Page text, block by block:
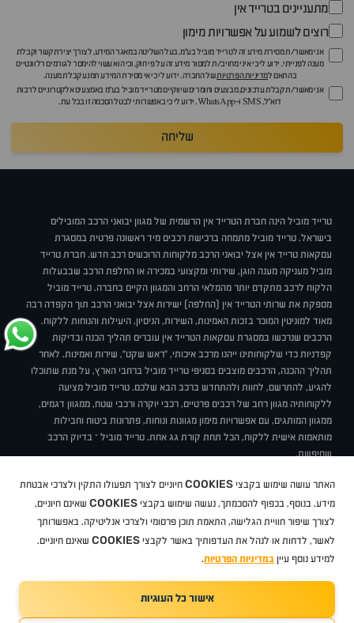
מתעניינים בטרייד אין
רוצים לשמוע על אפשרויות מימון
אני מאשר/ת מסירת מידע זה לטרייד מוביל בע"מ, בעל השליטה במאגר המידע, לצורך יצירת קשר וקבלת
מענה לפנייתי. ידוע לי כי איני מחויב/ת למסור מידע זה על פי חוק, וכי הוא עשוי להימסר לגורמים רלוונטיים
בהתאם למדיניות הפרטיותשל החברה. ידוע לי כי אי מסירת המידע תמנע קבלת מענה.
אני מאשר/ת קבלת עדכונים, מבצעים וחומרים שיווקיים מטרייד מוביל בע"מ באמצעים אלקטרוניים לרבות
דוא״ל, SMS ו-WhatsApp. ידוע לי כי באפשרותי לבטל הסכמה זו בכל עת.
שליחה
טרייד מוביל הינה חברת הטרייד אין הרשמית של מגוון יבואני הרכב המובילים
בישראל. טרייד מוביל מתמחה ברכישת רכבים מיד ראשונה פרטית במסגרת
עסקאות טרייד אין אצל יבואני הרכב מלקוחות הרוכשים רכב חדש. חברת טרייד
מוביל מעניקה מענה הוגן, שירותי ומקצועי במכירה או החלפת הרכב שבבעלות
הלקוח לרכב מתקדם יותר מהמלאי הרחב והמגוון הקיים בחברה. טרייד מוביל
מספקת את שרותי הטרייד אין (החלפה) ישירות אצל יבואני הרכב תוך הקפדה רבה
מאוד למוניטין המוכר בזכות האמינות, השירות, הניסיון, היעילות והנוחות ללקוח.
הרכבים שנרכשו במסגרת עסקאות הטרייד אין עוברים תהליך הכנה ובדיקות
קפדניות כדי שלקוחותינו ייהנו מרכב איכותי, "ראש שקט", שירות ואמינות. לאחר
תהליך ההכנה, הרכבים מוצבים בסניפי טרייד מוביל ברחבי הארץ, על מנת שתוכלו
להגיע, להתרשם, לחוות ולהתחדש ברכב הבא שלכם. טרייד מוביל מציעה
ללקוחותיה מגוון רחב של רכבים פרטיים, רכבי יוקרה ורכבי שטח, ממגוון דגמים,
ממגוון המותגים, עם אפשרויות מימון מגוונות ונוחות, פתרונות ביטוח וחבילות
מותאמות אישית ללקוח, הכל תחת קורת גג אחת. טרייד מוביל – בדיוק הרכב
שחיפשת.
תקנוןBUY BACKמבצעיםמגזין טרייד מובילאיך זה עובד? דרושים
ניהול העדפות עוגיות
סיטרואן אופלפיג'וMG
Geelyמזדהבי ווי דיצ'רי טסלהניסאןטויוטהדאצ'יהפולקסווגןטסלה
ב מ וולקסוסאאודיסקודהיונדאירנושברולט
TradeMobile instagram
TradeMobile facebook
האתר עושה שימוש בקבצי COOKIES חיוניים לצורך תפעולו התקין ולצרכי אבטחת
מידע. בנוסף, בכפוף להסכמתך, נעשה שימוש בקבצי COOKIES שאינם חיוניים,
לצורך שיפור חוויית הגלישה, התאמת תוכן פרסומי ולצרכי אנליטיקה. באפשרותך
לאשר, לדחות או לנהל את העדפותיך באשר לקבצי COOKIES שאינם חיוניים.
למידע נוסף עיין במדיניות הפרטיות.
אישור כל העוגיות